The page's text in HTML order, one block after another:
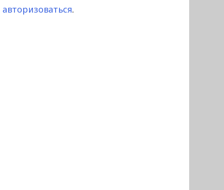
авторизоваться.